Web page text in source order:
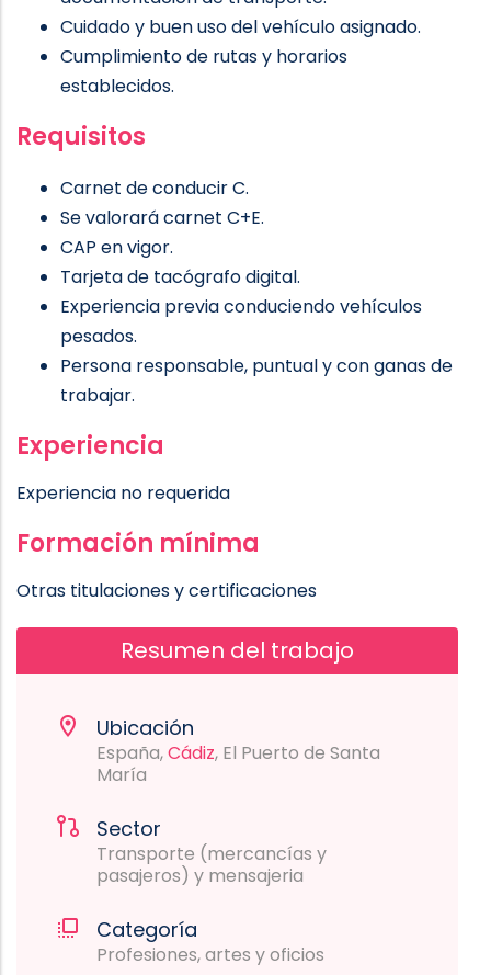
Cuidado y buen uso del vehículo asignado.
Cumplimiento de rutas y horarios
establecidos.
Requisitos
Carnet de conducir C.
Se valorará carnet C+E.
CAP en vigor.
Tarjeta de tacógrafo digital.
Experiencia previa conduciendo vehículos
pesados.
Persona responsable, puntual y con ganas de
trabajar.
Experiencia
Experiencia no requerida
Formación mínima
Otras titulaciones y certificaciones
Resumen del trabajo
Ubicación
España,Cádiz, El Puerto de Santa
María
Sector
Transporte (mercancías y
pasajeros) y mensajeria
Categoría
Profesiones, artes y oficios